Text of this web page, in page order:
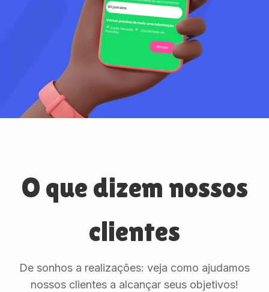
O que dizem nossos
clientes
De sonhos a realizações: veja como ajudamos
nossos clientes a alcançar seus objetivos!